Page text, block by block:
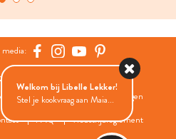
media:
Media Group
Cookies
Cookies instellingen
FAQ
Wedstrijdreglement
Welkom bij Libelle Lekker!
Stel je kookvraag aan Maia...